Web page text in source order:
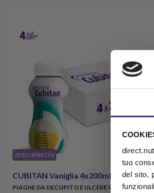
tuo
del sito,
​ZERO SPRECHI
CUBITAN Vaniglia 4x200ml
PIAGHE DA DECUPITO E ULCERE VASCOLARI